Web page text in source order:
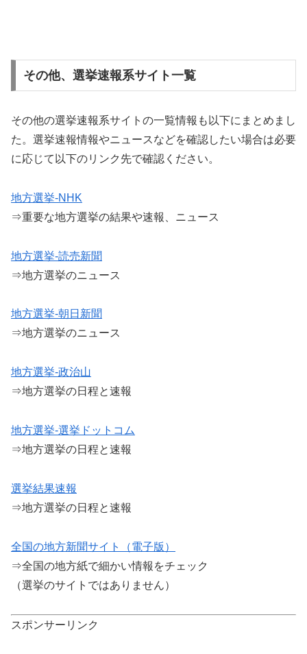
その他、選挙速報系サイト一覧
その他の選挙速報系サイトの一覧情報も以下にまとめまし
た。選挙速報情報やニュースなどを確認したい場合は必要
に応じて以下のリンク先で確認ください。
地方選挙-NHK
⇒重要な地方選挙の結果や速報、ニュース
地方選挙-読売新聞
⇒地方選挙のニュース
地方選挙-朝日新聞
⇒地方選挙のニュース
地方選挙-政治山
⇒地方選挙の日程と速報
地方選挙-選挙ドットコム
⇒地方選挙の日程と速報
選挙結果速報
⇒地方選挙の日程と速報
全国の地方新聞サイト（電子版）
⇒全国の地方紙で細かい情報をチェック
（選挙のサイトではありません）
スポンサーリンク